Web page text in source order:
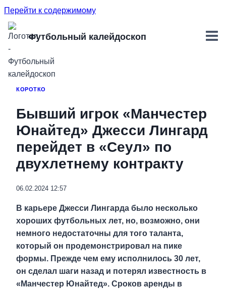
Перейти к содержимому
Футбольный калейдоскоп
КОРОТКО
Бывший игрок «Манчестер
Юнайтед» Джесси Лингард
перейдет в «Сеул» по
двухлетнему контракту
06.02.2024 12:57
В карьере Джесси Лингарда было несколько
хороших футбольных лет, но, возможно, они
немного недостаточны для того таланта,
который он продемонстрировал на пике
формы. Прежде чем ему исполнилось 30 лет,
он сделал шаги назад и потерял известность в
«Манчестер Юнайтед». Сроков аренды в